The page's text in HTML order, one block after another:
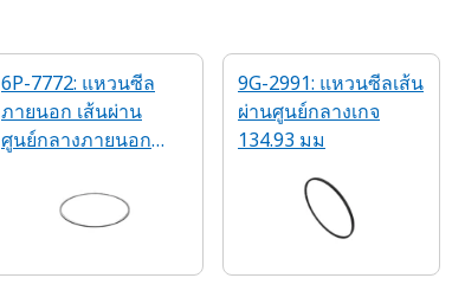
6P-7772: แหวนซีล
ภายนอก เส้นผ่าน
ศูนย์กลางภายนอก
9G-2991: แหวนซีลเส้น
ผ่านศูนย์กลางเกจ
134.93 มม